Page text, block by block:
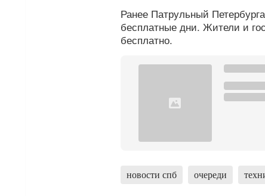
Ранее Патрульный Петербурга
бесплатные дни. Жители и
бесплатно.
новости спб очереди